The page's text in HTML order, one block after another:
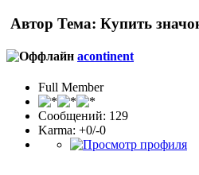
Автор Тема: Купить
acontinent
Full Member
Сообщений: 129
Karma: +0/-0